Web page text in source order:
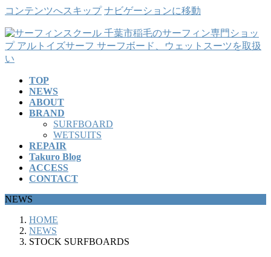
コンテンツへスキップ ナビゲーションに移動
TOP
NEWS
ABOUT
BRAND
SURFBOARD
WETSUITS
REPAIR
Takuro Blog
ACCESS
CONTACT
NEWS
HOME
NEWS
STOCK SURFBOARDS